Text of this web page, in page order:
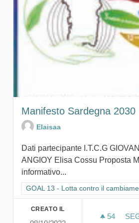
Manifesto Sardegna
Elaisaa
Dati partecipante I.T.C.G
ANGIOY Elisa Cossu Proposta
informativo...
Filtra i risultati per categoria:
GOAL 13 - Lotta contro il
CREATO IL
54 54